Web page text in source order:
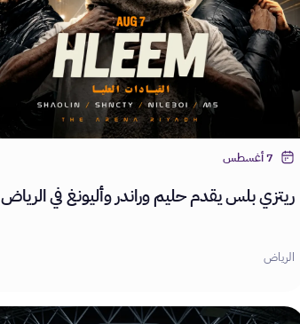
7 أغسطس
ريتزي بلس يقدم حليم وراندر وأليونغ في الرياض
الرياض